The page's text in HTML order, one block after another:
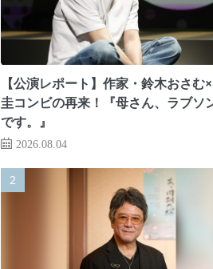
【公演レポート】作家・鈴木おさむ
圭コンビの再来！『母さん、ラブソ
です。』
2026.08.04